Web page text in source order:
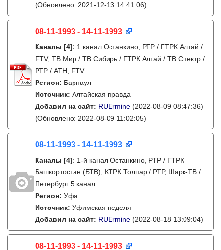
(Обновлено: 2021-12-13 14:41:06)
08-11-1993 - 14-11-1993
Каналы [4]: 1 канал Останкино, РТР / ГТРК Алтай /
FTV, ТВ Мир / ТВ Сибирь / ГТРК Алтай / ТВ Спектр /
РТР / АТН, FTV
Регион: Барнаул
Источник: Алтайская правда
Добавил на сайт: RUErmine (2022-08-09 08:47:36)
(Обновлено: 2022-08-09 11:02:05)
08-11-1993 - 14-11-1993
Каналы [4]: 1-й канал Останкино, РТР / ГТРК
Башкортостан (БТВ), КТРК Толпар / РТР, Шарк-ТВ /
Петербург 5 канал
Регион: Уфа
Источник: Уфимская неделя
Добавил на сайт: RUErmine (2022-08-18 13:09:04)
08-11-1993 - 14-11-1993